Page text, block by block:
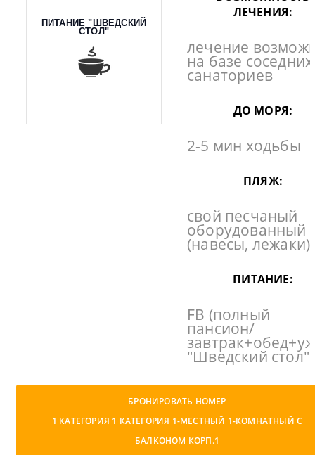
ПИТАНИЕ "ШВЕДСКИЙ
СТОЛ"
ЛЕЧЕНИЯ:
лечение
на базе соседних
санаториев
ДО МОРЯ:
2-5 мин ходьбы
ПЛЯЖ:
свой песчаный
оборудованный
(навесы, лежаки)
ПИТАНИЕ:
FB (полный
пансион/
"Шведский стол"
БРОНИРОВАТЬ НОМЕР
1 КАТЕГОРИЯ 1 КАТЕГОРИЯ 1-МЕСТНЫЙ 1-КОМНАТНЫЙ С
БАЛКОНОМ КОРП.1